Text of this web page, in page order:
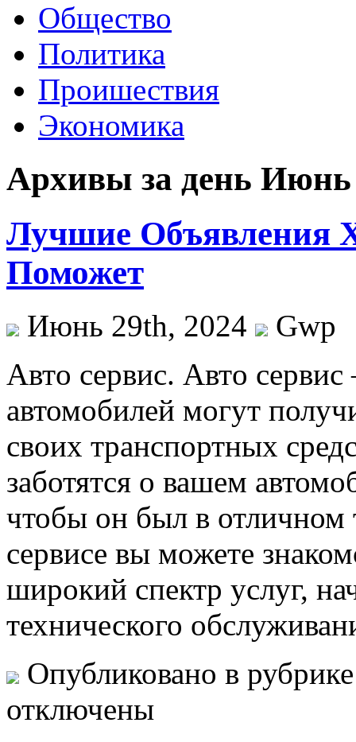
Общество
Политика
Проишествия
Экономика
Архивы за день Июнь
Лучшие Объявления
Поможет
Июнь 29th, 2024
Gwp
Aвтo сeрвис. Aвтo
автомобилей могут
своих транспортных
заботятся о вашем
чтобы он был в отличном
сервисе вы можете
широкий спектр услуг,
технического
Опубликовано в
отключены